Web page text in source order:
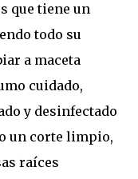
que tiene un
todo su
a maceta
cuidado,
y desinfectado
un corte limpio,
raíces